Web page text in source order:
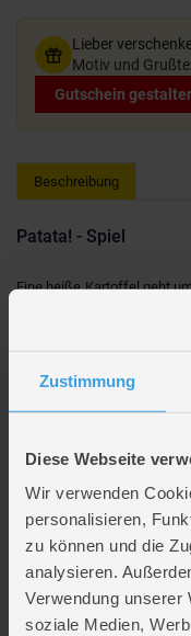
Zustimmung
Diese Webseite
Wir verwenden
personalisieren,
zu können und die
analysieren.
Verwendung unserer
soziale Medien,
Lieber
Motiv und
Gutschein
Beschreibung
Patata! - Spiel
Eine heiße Kartoffel geht
geben... Hierfür musst du
einigermaßen gute
auf deinem Tisch.
Lieferumfang
Artikelmerkmale